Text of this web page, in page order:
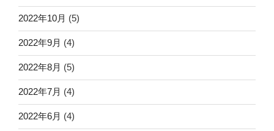
2022年10月 (5)
2022年9月 (4)
2022年8月 (5)
2022年7月 (4)
2022年6月 (4)